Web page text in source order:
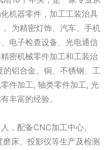
机器零件，加工工装治具
为精密灯饰、汽车、手机
电子检查设备、光电通信
密机械零件加工和工装治
铝合金、铜、不锈钢、工
件加工, 轴类零件加工, 光
丰富的经验。
，配备CNC加工中心、
床、投影仪等生产及检测